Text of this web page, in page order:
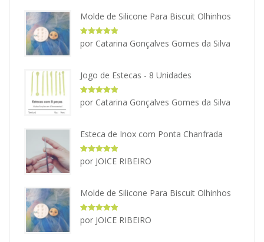
Molde de Silicone Para Biscuit Olhinhos
Avaliação
de 5
por Catarina Gonçalves Gomes da Silva
Jogo de Estecas - 8 Unidades
Avaliação
de 5
por Catarina Gonçalves Gomes da Silva
Esteca de Inox com Ponta Chanfrada
Avaliação5
de 5
por JOICE RIBEIRO
Molde de Silicone Para Biscuit Olhinhos
Avaliação5
de 5
por JOICE RIBEIRO